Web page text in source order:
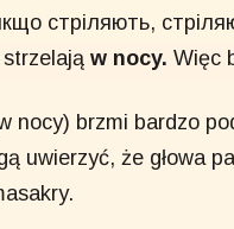
стріляють,
strzelają w nocy. Więc
nocy) brzmi bardzo
uwierzyć, że głowa